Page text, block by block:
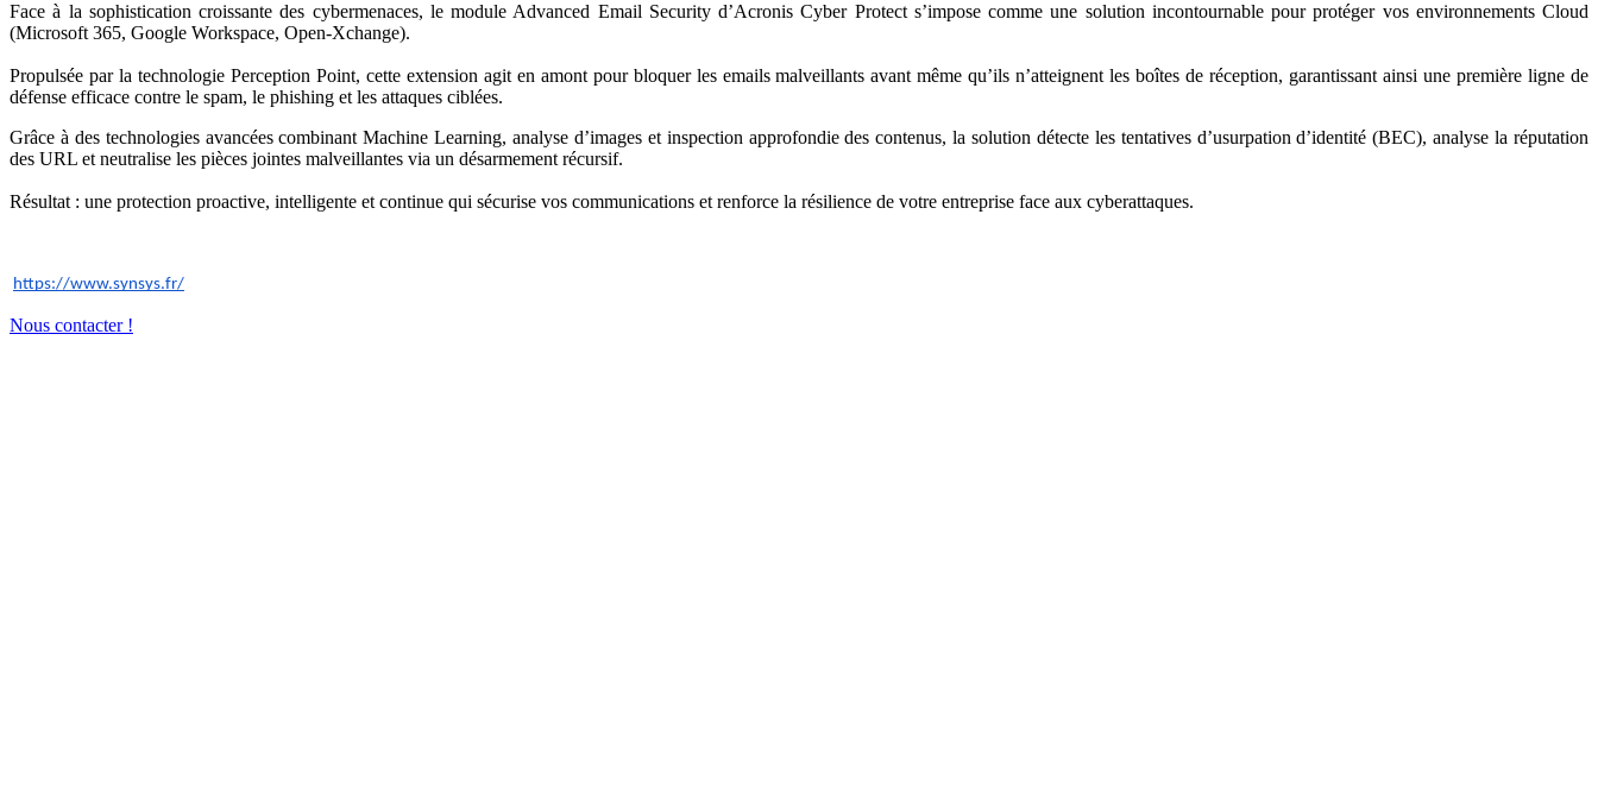
Face à la sophistication croissante des cybermenaces, le module Advanced Email Security d’Acronis Cyber Protect s’impose comme une solution incontournable pour protéger vos environnements Cloud
(Microsoft 365, Google Workspace, Open-Xchange).
Propulsée par la technologie Perception Point, cette extension agit en amont pour bloquer les emails malveillants avant même qu’ils n’atteignent les boîtes de réception, garantissant ainsi une première ligne de
défense efficace contre le spam, le phishing et les attaques ciblées.
Grâce à des technologies avancées combinant Machine Learning, analyse d’images et inspection approfondie des contenus, la solution détecte les tentatives d’usurpation d’identité (BEC), analyse la réputation
des URL et neutralise les pièces jointes malveillantes via un désarmement récursif.
Résultat : une protection proactive, intelligente et continue qui sécurise vos communications et renforce la résilience de votre entreprise face aux cyberattaques.
https://www.synsys.fr/
Nous contacter !